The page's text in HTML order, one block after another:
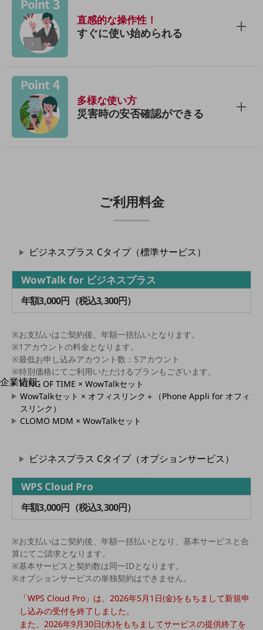
セキュリティ
その他のお悩みはこちら
業界から見つける
業界から見つけるTOP
製造業
小売・卸売業
運輸業
建設業
モバイル・ICTサービスをオンラインで
法人向けモバイルトップ
はじめての方へ
サービス・商品を探す
新規会員登録/ログインはこちら
100回線以上のお問い合わせ・お見積りはこちら
別ウィンドウで開きます
企業情報
企業情報TOP
会社案内
会社案内TOP
社長からのご挨拶
事業拠点
会社案内パンフレット
ニュースルーム
ニュースルームTOP
ニュースリリース
地域からの発表
直感的な操作性！
すぐに使い始められる
多様な使い方
災害時の安否確認ができる
ご利用料金
ビジネスプラス Cタイプ（標準サービス）
WowTalk for ビジネスプラス
年額3,000円（税込3,300円）
※お支払いはご契約後、年額一括払いとなります。
※1アカウントの料金となります。
※最低お申し込みアカウント数：5アカウント
※特別価格にてご利用いただけるプランもございます。
KING OF TIME × WowTalkセット
WowTalkセット × オフィスリンク＋（Phone Appli for オフィ
スリンク）
CLOMO MDM × WowTalkセット
ビジネスプラス Cタイプ（オプションサービス）
WPS Cloud Pro
年額3,000円（税込3,300円）
※お支払いはご契約後、年額一括払いとなり、基本サービスと合
算にてご請求となります。
※基本サービスと契約数は同一IDとなります。
※オプションサービスの単独契約はできません。
「WPS Cloud Pro」は、2026年5月1日(金)をもちまして新規申
し込みの受付を終了しました。
また、2026年9月30日(水)をもちましてサービスの提供終了を